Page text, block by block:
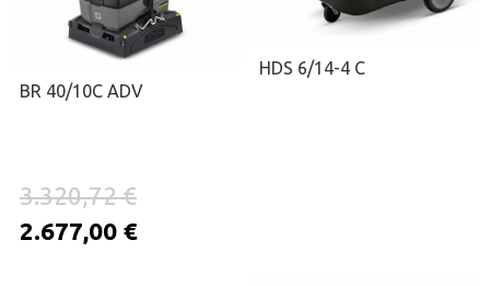
BR 40/10C ADV
3.320,72 €
2.677,00 €
HDS 6/14-4 C